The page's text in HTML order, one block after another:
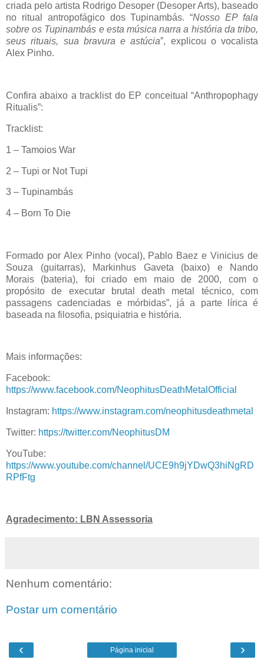
criada pelo artista Rodrigo Desoper (Desoper Arts), baseado
no ritual antropofágico dos Tupinambás. “Nosso EP fala
sobre os Tupinambás e esta música narra a história da tribo,
seus rituais, sua bravura e astúcia”, explicou o vocalista
Alex Pinho.
Confira abaixo a tracklist do EP conceitual “Anthropophagy
Ritualis”:
Tracklist:
1 – Tamoios War
2 – Tupi or Not Tupi
3 – Tupinambás
4 – Born To Die
Formado por Alex Pinho (vocal), Pablo Baez e Vinicius de
Souza (guitarras), Markinhus Gaveta (baixo) e Nando
Morais (bateria), foi criado em maio de 2000, com o
propósito de executar brutal death metal técnico, com
passagens cadenciadas e mórbidas”, já a parte lírica é
baseada na filosofia, psiquiatria e história.
Mais informações:
Facebook:
https://www.facebook.com/NeophitusDeathMetalOfficial
Instagram: https://www.instagram.com/neophitusdeathmetal
Twitter: https://twitter.com/NeophitusDM
YouTube:
https://www.youtube.com/channel/UCE9h9jYDwQ3hiNgRD
RPfFtg
Agradecimento: LBN Assessoria
Nenhum comentário:
Postar um comentário
‹ ›
Página inicial